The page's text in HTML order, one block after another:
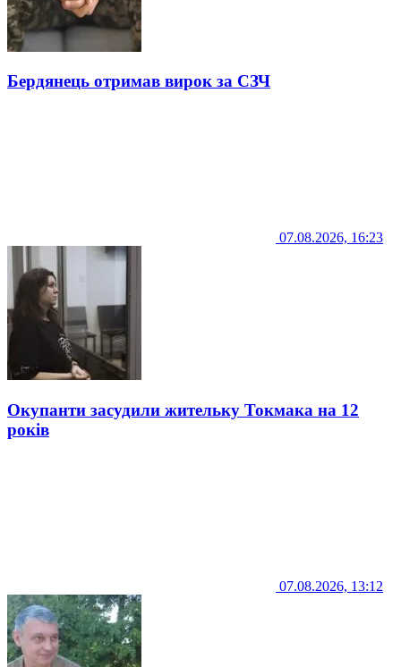
Бердянець отримав вирок за СЗЧ
07.08.2026, 16:23
Окупанти засудили жительку Токмака на 12
років
07.08.2026, 13:12